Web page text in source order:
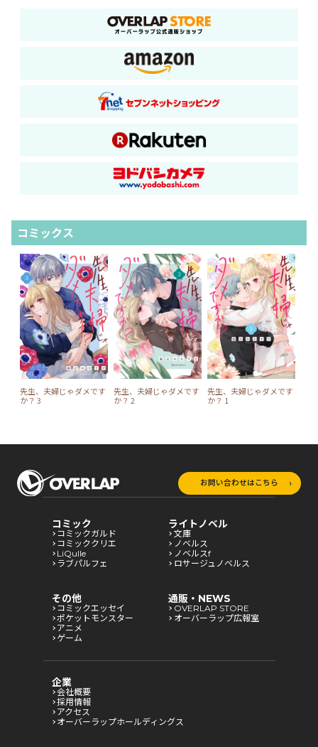
コミックス
先生、夫婦じゃダメです
か？ 3
先生、夫婦じゃダメです
か？ 2
先生、夫婦じゃダメです
か？ 1
お問い合わせはこちら
コミック
コミックガルド
コミッククリエ
LiQulle
ラブパルフェ
ライトノベル
文庫
ノベルス
ノベルスf
ロサージュノベルス
その他
コミックエッセイ
ポケットモンスター
アニメ
ゲーム
通販・NEWS
OVERLAP STORE
オーバーラップ広報室
企業
会社概要
採用情報
アクセス
オーバーラップホールディングス